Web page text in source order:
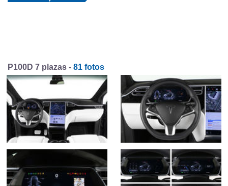
P100D 7 plazas - 81 fotos